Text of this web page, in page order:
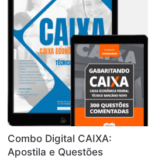
Combo Digital CAIXA:
Apostila e Questões